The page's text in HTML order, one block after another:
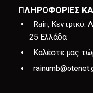
ΠΛΗΡΟΦΟΡΙΕΣ
Rain, Κεντρικό:
25 Ελλάδα
Καλέστε μας